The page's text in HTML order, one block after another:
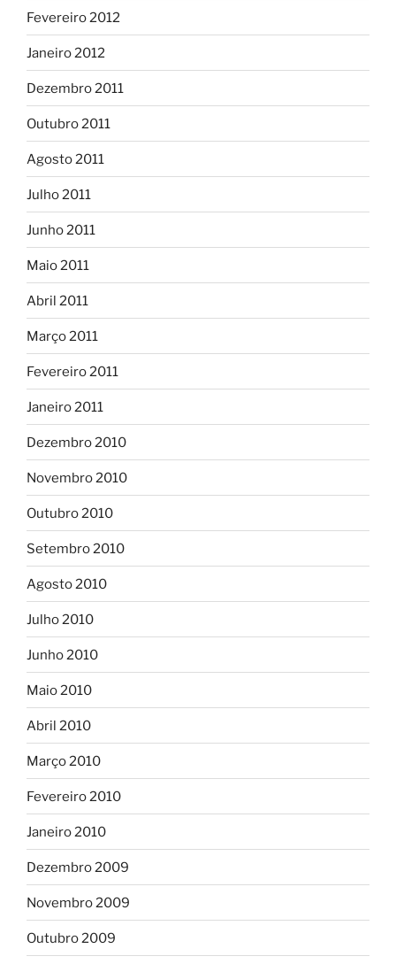
Fevereiro 2012
Janeiro 2012
Dezembro 2011
Outubro 2011
Agosto 2011
Julho 2011
Junho 2011
Maio 2011
Abril 2011
Março 2011
Fevereiro 2011
Janeiro 2011
Dezembro 2010
Novembro 2010
Outubro 2010
Setembro 2010
Agosto 2010
Julho 2010
Junho 2010
Maio 2010
Abril 2010
Março 2010
Fevereiro 2010
Janeiro 2010
Dezembro 2009
Novembro 2009
Outubro 2009